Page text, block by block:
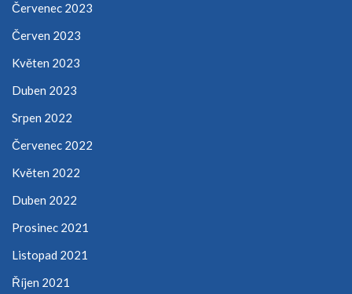
Červenec 2023
Červen 2023
Květen 2023
Duben 2023
Srpen 2022
Červenec 2022
Květen 2022
Duben 2022
Prosinec 2021
Listopad 2021
Říjen 2021